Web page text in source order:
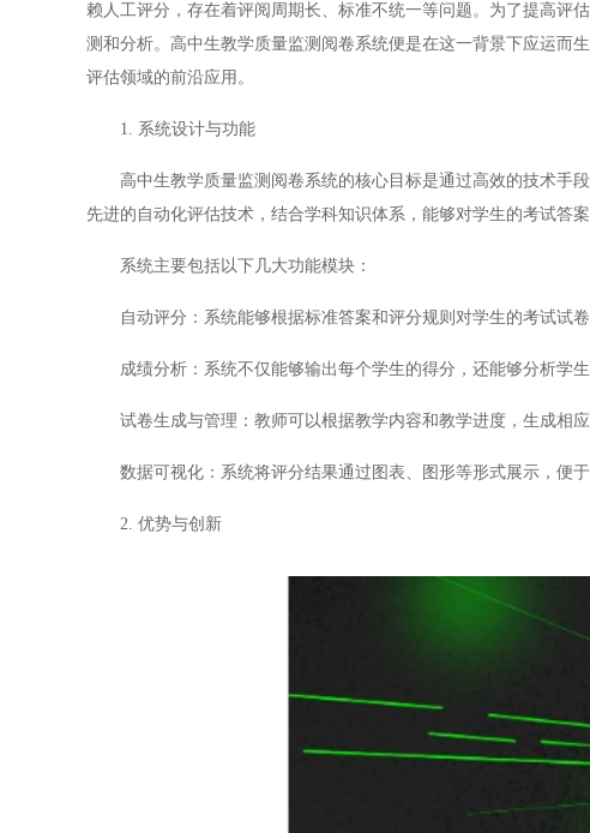
赖人工评分，存在着评阅周期长、标准不统一等问题。为了提高评
测和分析。高中生教学质量监测阅卷系统便是在这一背景下应运而
评估领域的前沿应用。
1. 系统设计与功能
高中生教学质量监测阅卷系统的核心目标是通过高效的技术手
先进的自动化评估技术，结合学科知识体系，能够对学生的考试答
系统主要包括以下几大功能模块：
自动评分：系统能够根据标准答案和评分规则对学生的考试试卷
成绩分析：系统不仅能够输出每个学生的得分，还能够分析学生
试卷生成与管理：教师可以根据教学内容和教学进度，生成相应
数据可视化：系统将评分结果通过图表、图形等形式展示，便于
2. 优势与创新